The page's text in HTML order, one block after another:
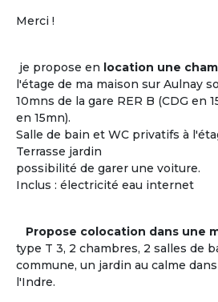
Merci !
je propose en location une
l'étage de ma maison sur Aulnay
10mns de la gare RER B (CDG en
en 15mn).
Salle de bain et WC privatifs à
Terrasse jardin
possibilité de garer une voiture.
Inclus : électricité eau internet
Propose colocation dans une
type T 3, 2 chambres, 2 salles de
commune, un jardin au calme
l'Indre.
trouver« les bonnes
l'occuper...
Les clés d'un projet de
entre seniors : avoir
d'intérêts en commun !
Centres d'intérêts des + de
Littérature
(55%)
Histoire
(53%)
Cinéma(40%)